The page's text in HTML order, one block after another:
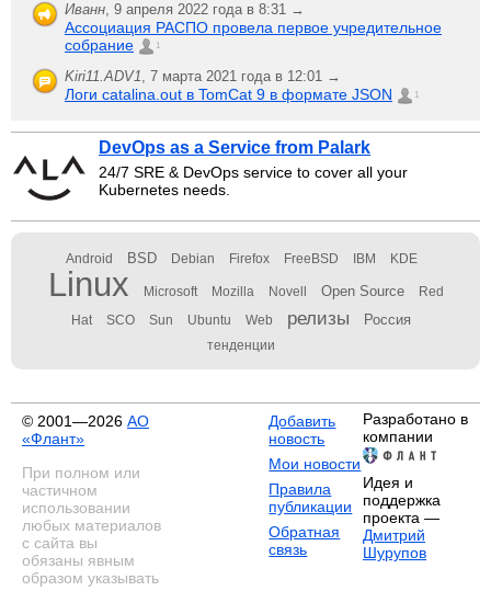
Иванн, 9 апреля 2022 года в 8:31 →
Ассоциация РАСПО провела первое учредительное
собрание
1
Kiri11.ADV1, 7 марта 2021 года в 12:01 →
Логи catalina.out в TomCat 9 в формате JSON 1
DevOps as a Service from Palark
24/7 SRE & DevOps service to cover all your
Kubernetes needs.
Android BSD Debian Firefox FreeBSD IBM KDE
Linux Microsoft Mozilla Novell Open Source Red
Hat SCO Sun Ubuntu Web релизы Россия
тенденции
© 2001—2026 АО
«Флант»
При полном или
частичном
использовании
любых материалов
с сайта вы
обязаны явным
образом указывать
Добавить
новость
Мои новости
Правила
публикации
Обратная
связь
Разработано в
компании
Идея и
поддержка
проекта —
Дмитрий
Шурупов